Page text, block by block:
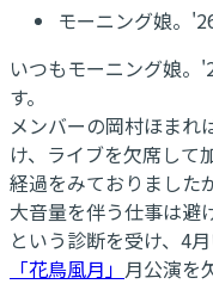
モーニング娘。
いつもモーニング娘。
す。
メンバーの岡村ほまれ
け、ライブを欠席して
経過をみておりました
大音量を伴う仕事は避
という診断を受け、4
「花鳥風月」 月公演を